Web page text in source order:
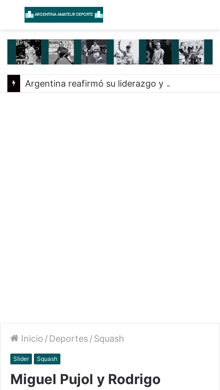
Menú
Inicio /Deportes/Squash
Slider Squash
Miguel Pujol y Rodrigo